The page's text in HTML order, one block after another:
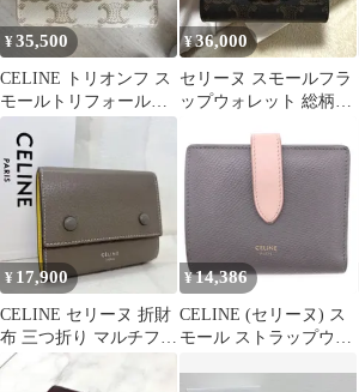
¥35,500
CELINE トリオンフ ス
モールトリフォールド
¥36,000
セリーヌ スモールフラ
ップウォレット 総柄
ミニ財布
¥ 17,900
CELINE セリーヌ 折財
布 三つ折り マルチファ
ンクション バイカラー
¥14,386
CELINE (セリーヌ) ス
モール ストラップウォ